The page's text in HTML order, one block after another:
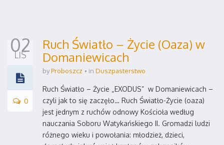
02
LIS
0
Ruch Światło – Życie (Oaza) w
Domaniewicach
byProboszcz in Duszpasterstwo
Ruch Światło – Życie „EXODUS” w Domaniewicach –
czyli jak to się zaczęło… Ruch Światło-Życie (oaza)
jest jednym z ruchów odnowy Kościoła według
nauczania Soboru Watykańskiego II. Gromadzi ludzi
różnego wieku i powołania: młodzież, dzieci,